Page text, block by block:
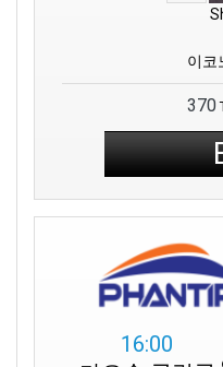
이코
370
16:00